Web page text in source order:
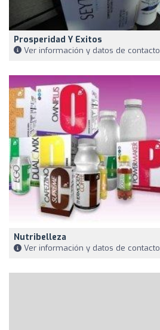
Prosperidad Y Exitos
Ver información y datos de contacto
Nutribelleza
Ver información y datos de contacto